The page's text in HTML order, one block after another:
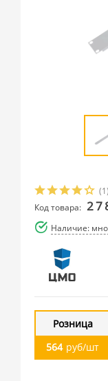
(1)
Код товара:
Наличие:
Розница
564 руб/шт